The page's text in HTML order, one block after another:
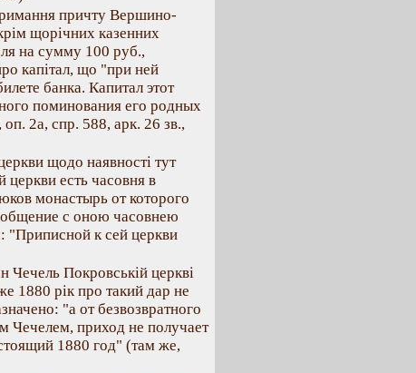
причту Вершино-
щорічних казенних
на сумму 100 руб.,
капітал, що "при ней
банка. Капитал этот
поминования его родных
2а, спр. 588, арк. 26 зв.,
щодо наявності тут
церкви есть часовня в
монастырь от которого
с оною часовнею
"Приписной к сей церкви
Чечель Покровській церкві
1880 рік про такий дар не
"а от безвозвратного
Чечелем, приход не получает
1880 год" (там же,